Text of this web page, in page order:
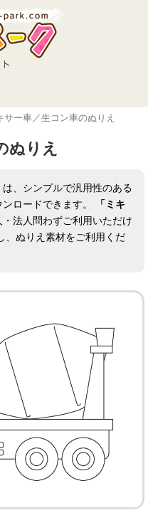
サー車／生コン車のぬりえ
ぬりえ
は、シンプルで汎用性のある
ロードできます。
「ミキ
・法人問わずご利用いただけ
、ぬりえ素材をご利用くだ